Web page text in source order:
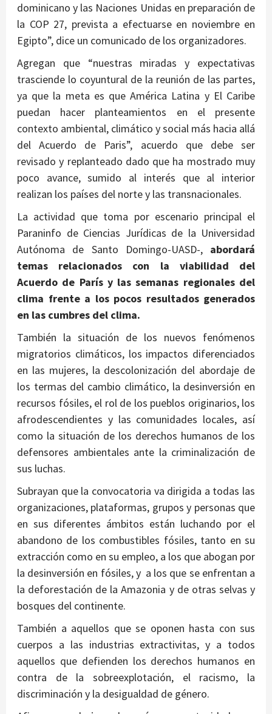
dominicano y las Naciones Unidas en preparación de
la COP 27, prevista a efectuarse en noviembre en
Egipto”, dice un comunicado de los organizadores.
Agregan que “nuestras miradas y expectativas
trasciende lo coyuntural de la reunión de las partes,
ya que la meta es que América Latina y El Caribe
puedan hacer planteamientos en el presente
contexto ambiental, climático y social más hacia allá
del Acuerdo de Paris”, acuerdo que debe ser
revisado y replanteado dado que ha mostrado muy
poco avance, sumido al interés que al interior
realizan los países del norte y las transnacionales.
La actividad que toma por escenario principal el
Paraninfo de Ciencias Jurídicas de la Universidad
Autónoma de Santo Domingo-UASD-, abordará
temas relacionados con la viabilidad del
Acuerdo de París y las semanas regionales del
clima frente a los pocos resultados generados
en las cumbres del clima.
También la situación de los nuevos fenómenos
migratorios climáticos, los impactos diferenciados
en las mujeres, la descolonización del abordaje de
los termas del cambio climático, la desinversión en
recursos fósiles, el rol de los pueblos originarios, los
afrodescendientes y las comunidades locales, así
como la situación de los derechos humanos de los
defensores ambientales ante la criminalización de
sus luchas.
Subrayan que la convocatoria va dirigida a todas las
organizaciones, plataformas, grupos y personas que
en sus diferentes ámbitos están luchando por el
abandono de los combustibles fósiles, tanto en su
extracción como en su empleo, a los que abogan por
la desinversión en fósiles, y a los que se enfrentan a
la deforestación de la Amazonia y de otras selvas y
bosques del continente.
También a aquellos que se oponen hasta con sus
cuerpos a las industrias extractivitas, y a todos
aquellos que defienden los derechos humanos en
contra de la sobreexplotación, el racismo, la
discriminación y la desigualdad de género.